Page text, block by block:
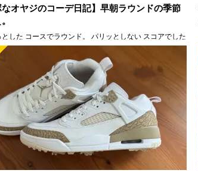
なオヤジのコーデ日記】早朝ラウンドの季節
した コースでラウンド。 パリッとしない スコアでした
涙） 早朝4時起き
6時スタート
暑さ対策に アーリーバー
ウンドをされる方も 増えてますね。 ◯バケット：ク
ルフ・ジェントルマン ◯